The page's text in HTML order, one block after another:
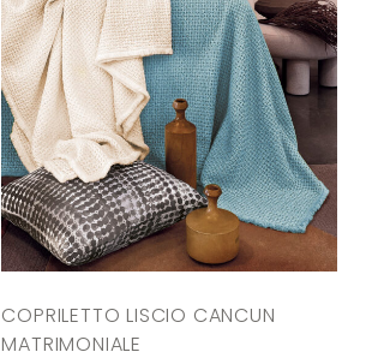
COPRILETTO LISCIO CANCUN
MATRIMONIALE